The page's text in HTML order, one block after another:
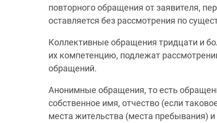
повторного обращения от заявителя,
оставляется без рассмотрения по
Коллективные обращения тридцати и
их компетенцию, подлежат
обращений.
Анонимные обращения, то есть
собственное имя, отчество (если
места жительства (места пребывания)